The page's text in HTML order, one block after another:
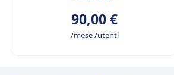
90,00 €
/mese /utenti